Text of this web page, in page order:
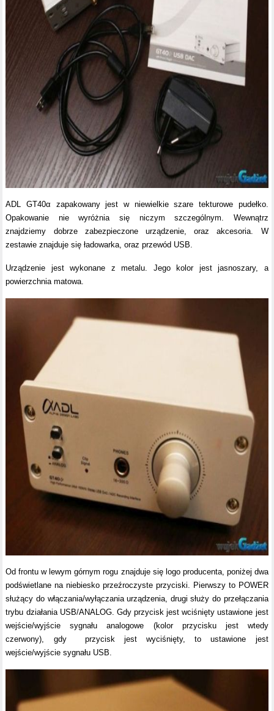
ADL GT40α zapakowany jest w niewielkie szare tekturowe pudełko.
Opakowanie nie wyróżnia się niczym szczególnym. Wewnątrz
znajdziemy dobrze zabezpieczone urządzenie, oraz akcesoria. W
zestawie znajduje się ładowarka, oraz przewód USB.
Urządzenie jest wykonane z metalu. Jego kolor jest jasnoszary, a
powierzchnia matowa.
Od frontu w lewym górnym rogu znajduje się logo producenta, poniżej dwa
podświetlane na niebiesko przeźroczyste przyciski. Pierwszy to POWER
służący do włączania/wyłączania urządzenia, drugi służy do przełączania
trybu działania USB/ANALOG. Gdy przycisk jest wciśnięty ustawione jest
wejście/wyjście sygnału analogowe (kolor przycisku jest wtedy
czerwony), gdy przycisk jest wyciśnięty, to ustawione jest
wejście/wyjście sygnału USB.